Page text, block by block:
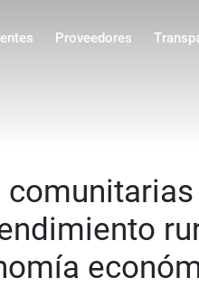
Proveedores